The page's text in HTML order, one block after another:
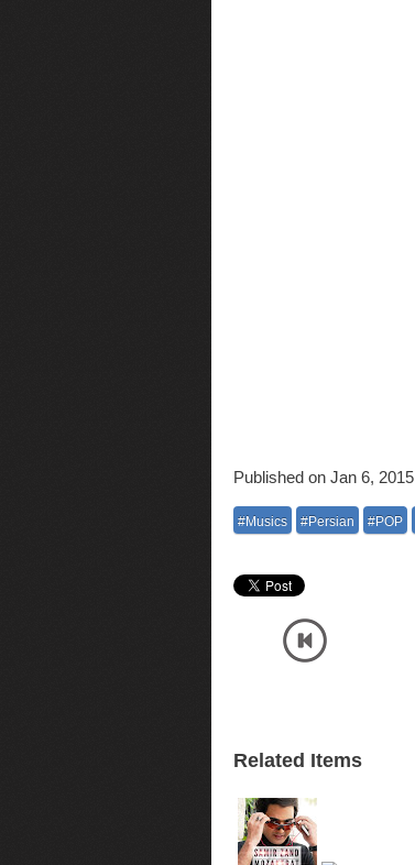
Published on Jan 6, 2015
#Musics #Persian #POP
Related Items